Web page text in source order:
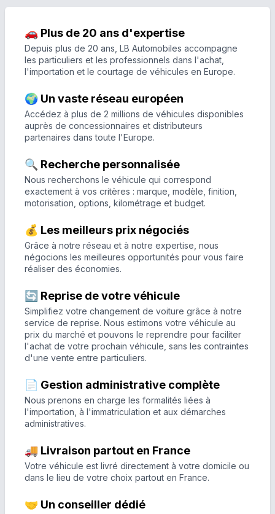
🚗 Plus de 20 ans d'expertise
Depuis plus de 20 ans, LB Automobiles accompagne
les particuliers et les professionnels dans l'achat,
l'importation et le courtage de véhicules en Europe.
🌍 Un vaste réseau européen
Accédez à plus de 2 millions de véhicules disponibles
auprès de concessionnaires et distributeurs
partenaires dans toute l'Europe.
🔍 Recherche personnalisée
Nous recherchons le véhicule qui correspond
exactement à vos critères : marque, modèle, finition,
motorisation, options, kilométrage et budget.
💰 Les meilleurs prix négociés
Grâce à notre réseau et à notre expertise, nous
négocions les meilleures opportunités pour vous faire
réaliser des économies.
🔄 Reprise de votre véhicule
Simplifiez votre changement de voiture grâce à notre
service de reprise. Nous estimons votre véhicule au
prix du marché et pouvons le reprendre pour faciliter
l'achat de votre prochain véhicule, sans les contraintes
d'une vente entre particuliers.
📄 Gestion administrative complète
Nous prenons en charge les formalités liées à
l'importation, à l'immatriculation et aux démarches
administratives.
🚚 Livraison partout en France
Votre véhicule est livré directement à votre domicile ou
dans le lieu de votre choix partout en France.
🤝 Un conseiller dédié